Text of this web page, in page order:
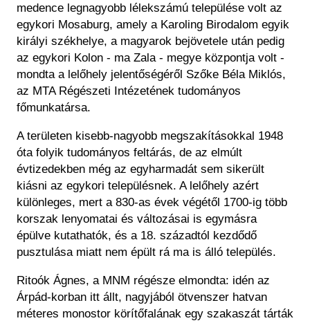
Csoportos látogatás
Családoknak
Vasúti kedvezmény
Almenü megnyitása
Gyerekek
Családok
Felnőttek
Pedagógusok
Almenü megnyitása
Múzeumi élet / Rólunk
Önkéntesség
Iskolai közösségi szolgálat
OMMIK
Régészet
Tagintézmények
Felnőttképzés
Közérdekű adatok
Gyűjtemények
Almenü megnyitása
Régészeti Tár
Újkori Főosztály
Modernkori Főosztály
Képcsarnok
Éremtár
Adattár
Központi Könyvtár
Keresés
EN
medence legnagyobb lélekszámú települése volt az
egykori Mosaburg, amely a Karoling Birodalom egyik
királyi székhelye, a magyarok bejövetele után pedig
az egykori Kolon - ma Zala - megye központja volt -
mondta a lelőhely jelentőségéről Szőke Béla Miklós,
az MTA Régészeti Intézetének tudományos
főmunkatársa.
A területen kisebb-nagyobb megszakításokkal 1948
óta folyik tudományos feltárás, de az elmúlt
évtizedekben még az egyharmadát sem sikerült
kiásni az egykori településnek. A lelőhely azért
különleges, mert a 830-as évek végétől 1700-ig több
korszak lenyomatai és változásai is egymásra
épülve kutathatók, és a 18. századtól kezdődő
pusztulása miatt nem épült rá ma is álló település.
Ritoók Ágnes, a MNM régésze elmondta: idén az
Árpád-korban itt állt, nagyjából ötvenszer hatvan
méteres monostor körítőfalának egy szakaszát tárták